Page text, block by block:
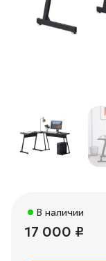
В наличии
17 000 ₽